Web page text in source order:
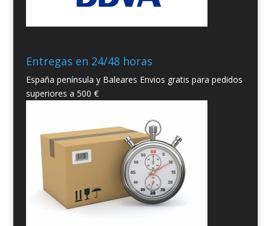
Entregas en 24/48 horas
España península y Baleares Envios gratis para pedidos
superiores a 500 €